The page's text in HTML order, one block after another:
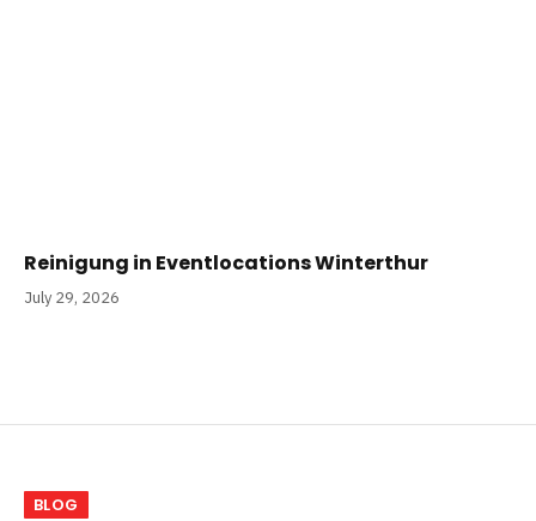
Reinigung in Eventlocations Winterthur
July 29, 2026
BLOG